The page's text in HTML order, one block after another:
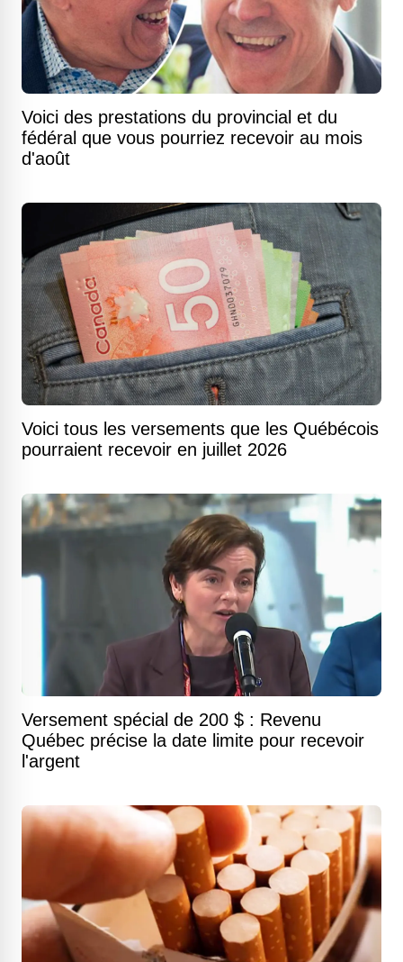
Voici des prestations du provincial et du
fédéral que vous pourriez recevoir au mois
d'août
Voici tous les versements que les Québécois
pourraient recevoir en juillet 2026
Versement spécial de 200 $ : Revenu
Québec précise la date limite pour recevoir
l'argent